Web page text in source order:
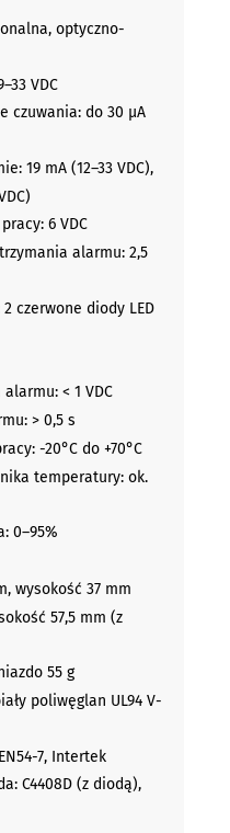
optyczno-
VDC
czuwania: do 30 µA
19 mA (12–33 VDC),
6 VDC
alarmu: 2,5
czerwone diody LED
< 1 VDC
> 0,5 s
-20°C do +70°C
temperatury: ok.
0–95%
wysokość 37 mm
57,5 mm (z
55 g
poliwęglan UL94 V-
7, Intertek
C4408D (z diodą),